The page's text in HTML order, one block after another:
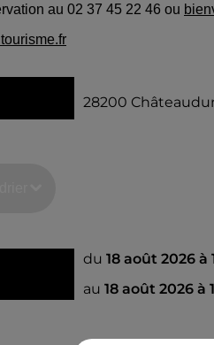
au 02 37 45 22 46 ou
28200
du18 août 2026 à
au18 août 2026 à